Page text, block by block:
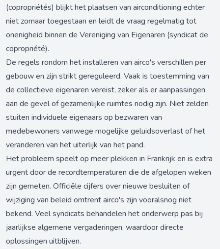
(copropriétés) blijkt het plaatsen van airconditioning echter
niet zomaar toegestaan en leidt de vraag regelmatig tot
onenigheid binnen de Vereniging van Eigenaren (syndicat de
copropriété).
De regels rondom het installeren van airco's verschillen per
gebouw en zijn strikt gereguleerd. Vaak is toestemming van
de collectieve eigenaren vereist, zeker als er aanpassingen
aan de gevel of gezamenlijke ruimtes nodig zijn. Niet zelden
stuiten individuele eigenaars op bezwaren van
medebewoners vanwege mogelijke geluidsoverlast of het
veranderen van het uiterlijk van het pand.
Het probleem speelt op meer plekken in Frankrijk en is extra
urgent door de recordtemperaturen die de afgelopen weken
zijn gemeten. Officiële cijfers over nieuwe besluiten of
wijziging van beleid omtrent airco's zijn vooralsnog niet
bekend. Veel syndicats behandelen het onderwerp pas bij
jaarlijkse algemene vergaderingen, waardoor directe
oplossingen uitblijven.